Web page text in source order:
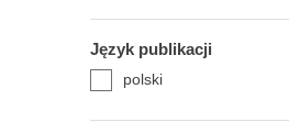
Język publikacji
polski